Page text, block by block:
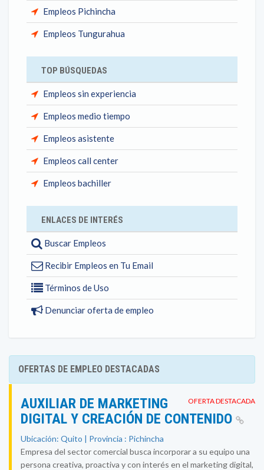
Empleos Pichincha
Empleos Tungurahua
TOP BÚSQUEDAS
Empleos sin experiencia
Empleos medio tiempo
Empleos asistente
Empleos call center
Empleos bachiller
ENLACES DE INTERÉS
Buscar Empleos
Recibir Empleos en Tu Email
Términos de Uso
Denunciar oferta de empleo
OFERTAS DE EMPLEO DESTACADAS
OFERTA DESTACADA
AUXILIAR DE MARKETING
DIGITAL Y CREACIÓN DE CONTENIDO
Ubicación: Quito | Provincia : Pichincha
Empresa del sector comercial busca incorporar a su equipo una
persona creativa, proactiva y con interés en el marketing digital,